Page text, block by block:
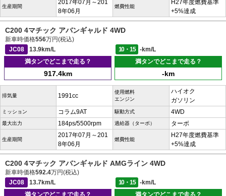
生産期間
2017年07月～201
8年06月
燃費性能
H27年度燃費基準
+5%達成
C200 4マチック アバンギャルド 4WD
新車時価格556万円(税込)
JC08
13.9km/L 10・15
-km/L
満タンでどこまで走る？
917.4km
満タンでどこまで走る？
-km
排気量 1991cc
使用燃料
エンジン
ハイオク
ガソリン
ミッション コラム9AT 駆動方式 4WD
最大出力 184ps/5500rpm 過給器（ターボ） ターボ
生産期間
2017年07月～201
8年06月
燃費性能
H27年度燃費基準
+5%達成
C200 4マチック アバンギャルド AMGライン 4WD
新車時価格592.4万円(税込)
JC08
13.7km/L 10・15
-km/L